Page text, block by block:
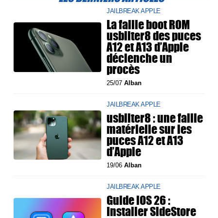
JAILBREAK APPLE
La faille boot ROM
usbliter8 des puces
A12 et A13 d’Apple
déclenche un
procès
25/07Alban
JAILBREAK APPLE
usbliter8 : une faille
matérielle sur les
puces A12 et A13
d’Apple
19/06Alban
JAILBREAK APPLE
Guide iOS 26 :
Installer SideStore